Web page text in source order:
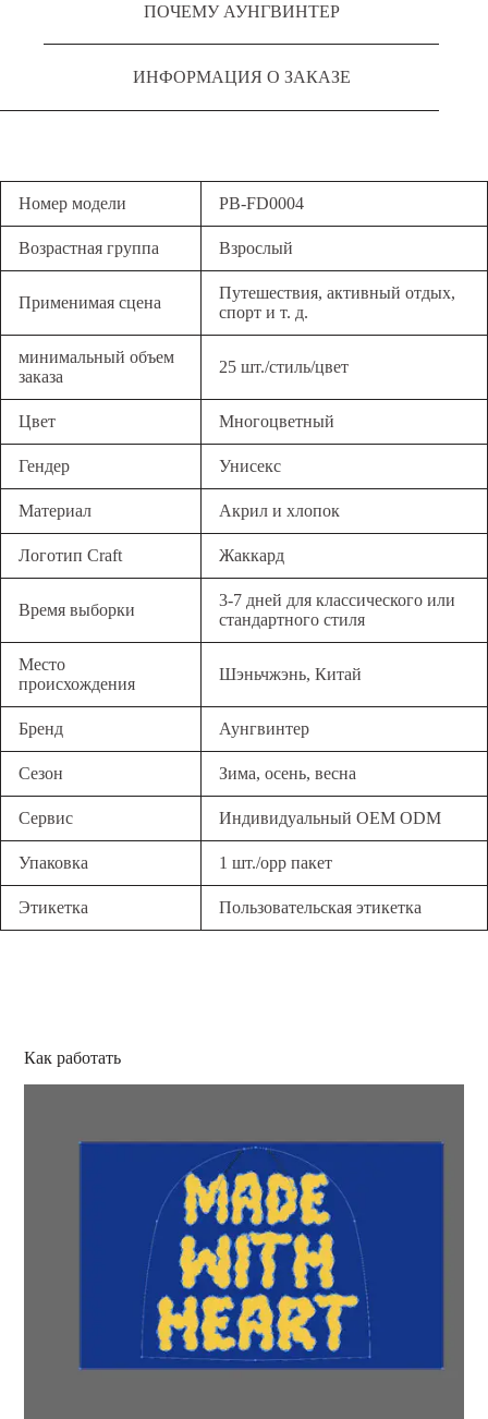
ПОЧЕМУ АУНГВИНТЕР
ИНФОРМАЦИЯ О ЗАКАЗЕ
Номер модели PB-FD0004
Возрастная группа Взрослый
Применимая сцена
Путешествия, активный отдых,
спорт и т. д.
минимальный объем
заказа
25 шт./стиль/цвет
Цвет Многоцветный
Гендер Унисекс
Материал Акрил и хлопок
Логотип Craft Жаккард
Время выборки
3-7 дней для классического или
стандартного стиля
Место
происхождения
Шэньчжэнь, Китай
Бренд Аунгвинтер
Сезон Зима, осень, весна
Сервис Индивидуальный OEM ODM
Упаковка 1 шт./opp пакет
Этикетка Пользовательская этикетка
Как работать